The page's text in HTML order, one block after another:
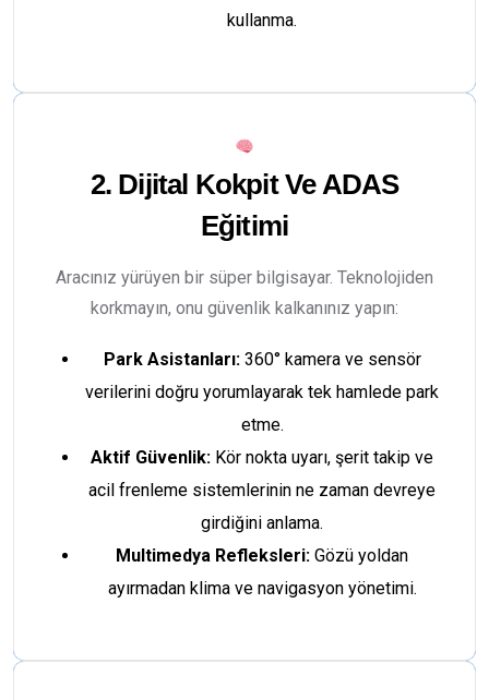
kullanma.
2. Dijital Kokpit Ve ADAS
Eğitimi
Aracınız yürüyen bir süper bilgisayar. Teknolojiden
korkmayın, onu güvenlik kalkanınız yapın:
Park Asistanları:360° kamera ve sensör
verilerini doğru yorumlayarak tek hamlede park
etme.
Aktif Güvenlik: Kör nokta uyarı, şerit takip ve
acil frenleme sistemlerinin ne zaman devreye
girdiğini anlama.
Multimedya Refleksleri: Gözü yoldan
ayırmadan klima ve navigasyon yönetimi.